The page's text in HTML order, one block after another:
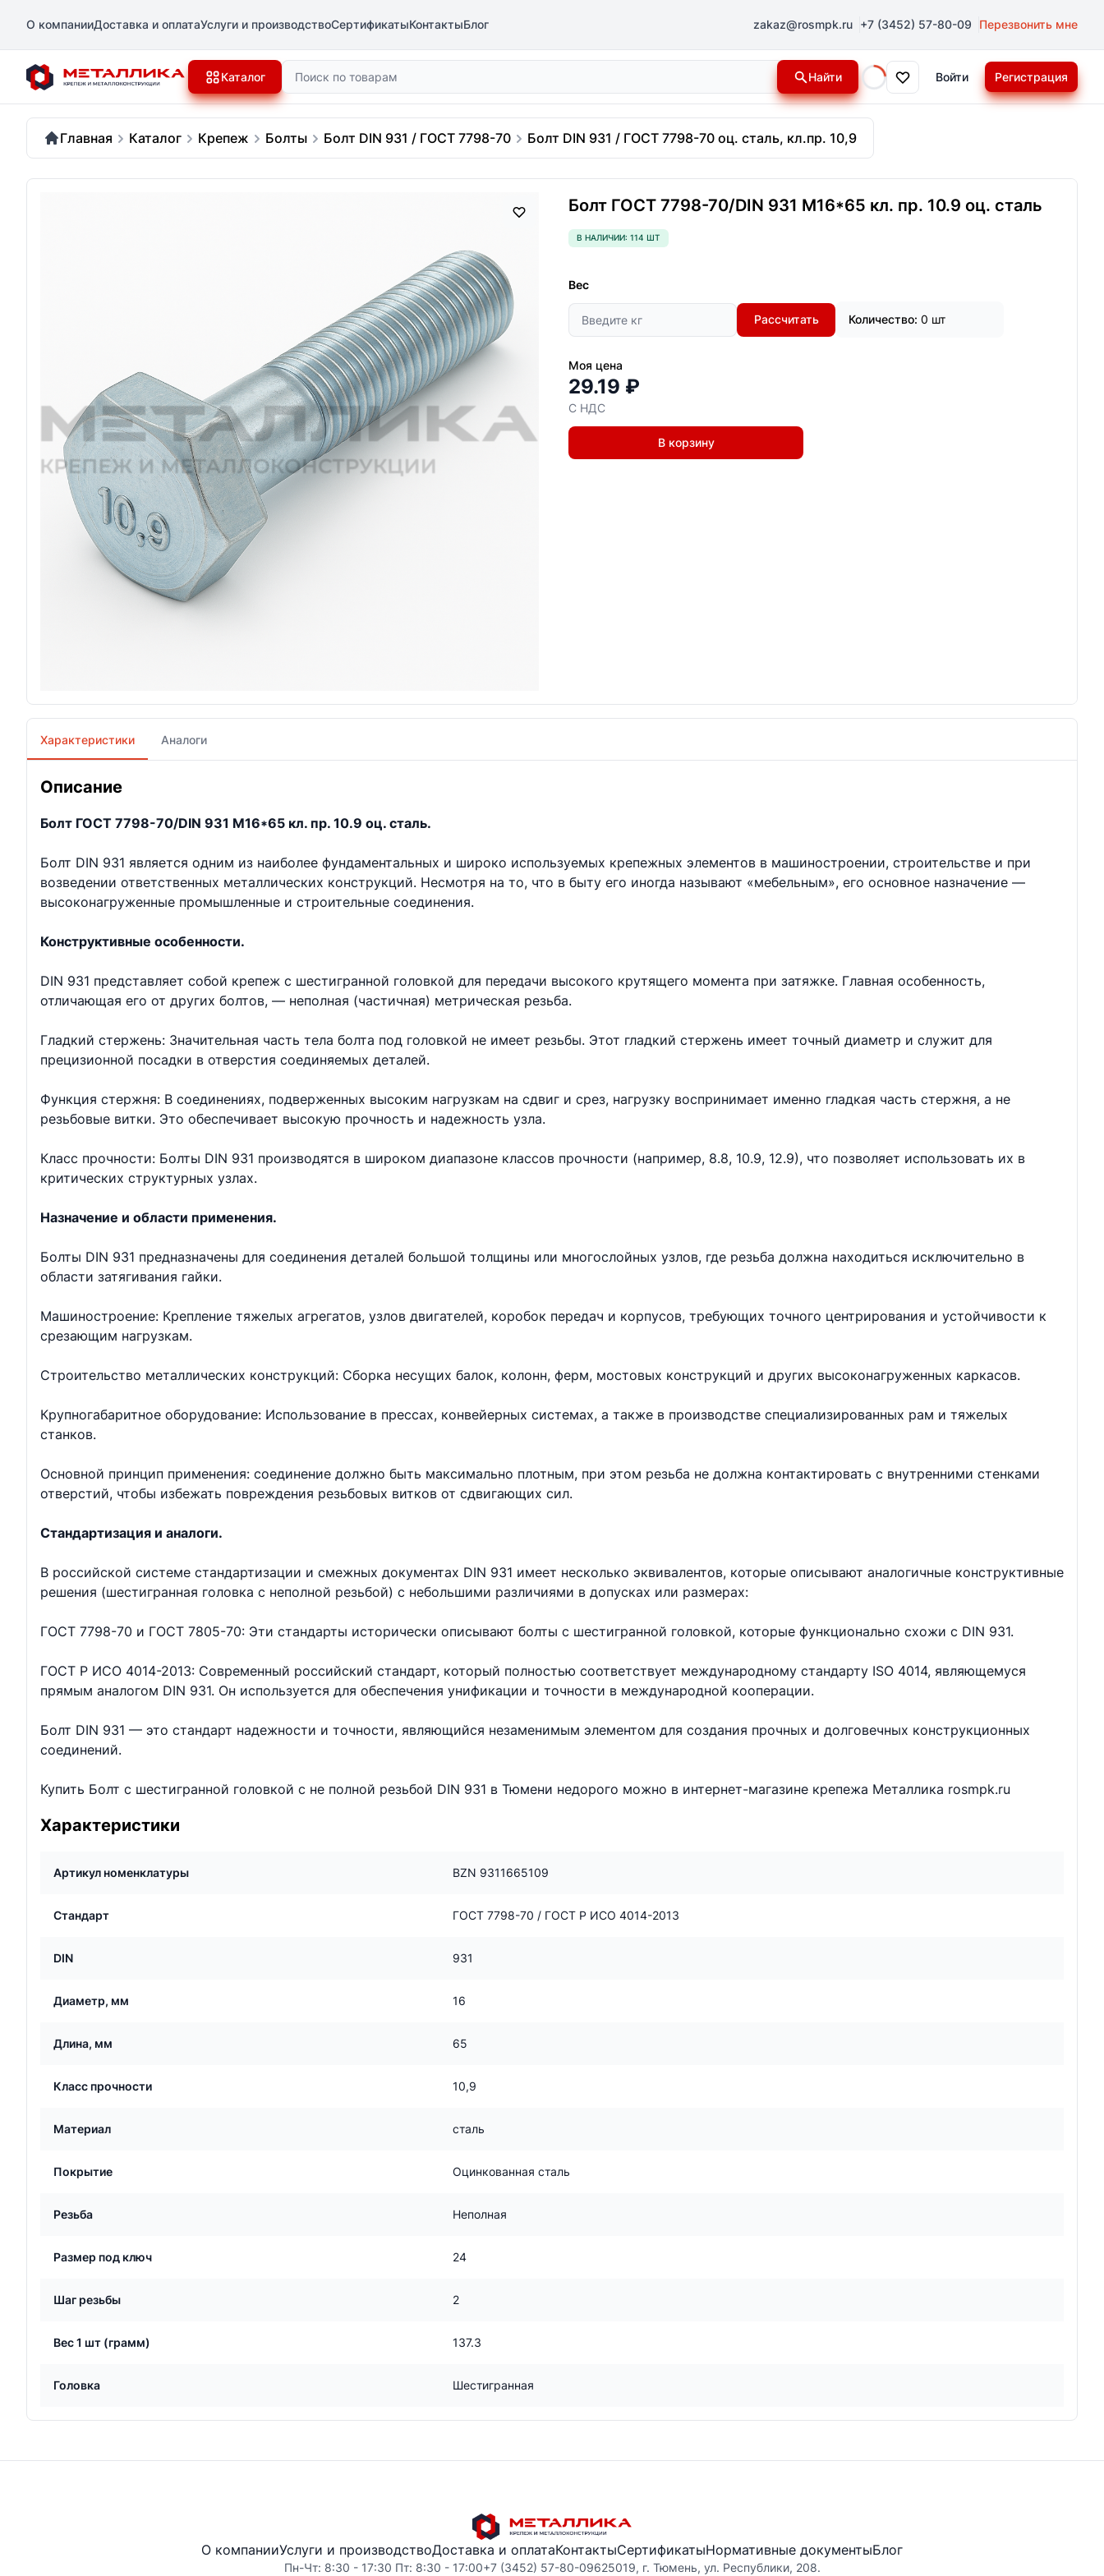
О компанииДоставка и оплатаУслуги и производствоСертификатыКонтактыБлог zakaz@rosmpk.ru +7 (3452) 57-80-09 Перезвонить мне
Каталог Поиск Найти
Loading...
Войти Регистрация
Главная Каталог Крепеж Болты Болт DIN 931 / ГОСТ 7798-70 Болт DIN 931 / ГОСТ 7798-70 оц. сталь, кл.пр. 10,9
Болт ГОСТ 7798-70/DIN 931 М16*65 кл. пр. 10.9 оц. сталь
В НАЛИЧИИ: 114 ШТ
Вес
Рассчитать Количество: 0 шт
Моя цена
29.19 ₽
С НДС
В корзину
Характеристики Аналоги
Описание
Болт ГОСТ 7798-70/DIN 931 М16*65 кл. пр. 10.9 оц. сталь.
Болт DIN 931 является одним из наиболее фундаментальных и широко используемых крепежных элементов в машиностроении, строительстве и при
возведении ответственных металлических конструкций. Несмотря на то, что в быту его иногда называют «мебельным», его основное назначение —
высоконагруженные промышленные и строительные соединения.
Конструктивные особенности.
DIN 931 представляет собой крепеж с шестигранной головкой для передачи высокого крутящего момента при затяжке. Главная особенность,
отличающая его от других болтов, — неполная (частичная) метрическая резьба.
Гладкий стержень: Значительная часть тела болта под головкой не имеет резьбы. Этот гладкий стержень имеет точный диаметр и служит для
прецизионной посадки в отверстия соединяемых деталей.
Функция стержня: В соединениях, подверженных высоким нагрузкам на сдвиг и срез, нагрузку воспринимает именно гладкая часть стержня, а не
резьбовые витки. Это обеспечивает высокую прочность и надежность узла.
Класс прочности: Болты DIN 931 производятся в широком диапазоне классов прочности (например, 8.8, 10.9, 12.9), что позволяет использовать их в
критических структурных узлах.
Назначение и области применения.
Болты DIN 931 предназначены для соединения деталей большой толщины или многослойных узлов, где резьба должна находиться исключительно в
области затягивания гайки.
Машиностроение: Крепление тяжелых агрегатов, узлов двигателей, коробок передач и корпусов, требующих точного центрирования и устойчивости к
срезающим нагрузкам.
Строительство металлических конструкций: Сборка несущих балок, колонн, ферм, мостовых конструкций и других высоконагруженных каркасов.
Крупногабаритное оборудование: Использование в прессах, конвейерных системах, а также в производстве специализированных рам и тяжелых
станков.
Основной принцип применения: соединение должно быть максимально плотным, при этом резьба не должна контактировать с внутренними стенками
отверстий, чтобы избежать повреждения резьбовых витков от сдвигающих сил.
Стандартизация и аналоги.
В российской системе стандартизации и смежных документах DIN 931 имеет несколько эквивалентов, которые описывают аналогичные конструктивные
решения (шестигранная головка с неполной резьбой) с небольшими различиями в допусках или размерах:
ГОСТ 7798-70 и ГОСТ 7805-70: Эти стандарты исторически описывают болты с шестигранной головкой, которые функционально схожи с DIN 931.
ГОСТ Р ИСО 4014-2013: Современный российский стандарт, который полностью соответствует международному стандарту ISO 4014, являющемуся
прямым аналогом DIN 931. Он используется для обеспечения унификации и точности в международной кооперации.
Болт DIN 931 — это стандарт надежности и точности, являющийся незаменимым элементом для создания прочных и долговечных конструкционных
соединений.
Купить Болт с шестигранной головкой с не полной резьбой DIN 931 в Тюмени недорого можно в интернет-магазине крепежа Металлика rosmpk.ru
Характеристики
Артикул номенклатуры BZN 9311665109
Стандарт ГОСТ 7798-70 / ГОСТ Р ИСО 4014-2013
DIN 931
Диаметр, мм 16
Длина, мм 65
Класс прочности 10,9
Материал сталь
Покрытие Оцинкованная сталь
Резьба Неполная
Размер под ключ 24
Шаг резьбы 2
Вес 1 шт (грамм) 137.3
Головка Шестигранная
О компанииУслуги и производствоДоставка и оплатаКонтактыСертификатыНормативные документыБлог
Пн-Чт: 8:30 - 17:30 Пт: 8:30 - 17:00+7 (3452) 57-80-09625019, г. Тюмень, ул. Республики, 208.